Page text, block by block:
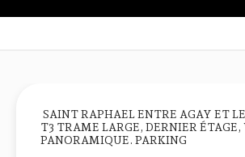
SAINT RAPHAEL ENTRE AGAY ET
T3 TRAME LARGE, DERNIER ÉTAGE,
PANORAMIQUE. PARKING